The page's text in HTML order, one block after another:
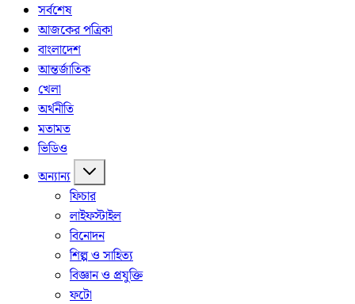
সর্বশেষ
আজকের পত্রিকা
বাংলাদেশ
আন্তর্জাতিক
খেলা
অর্থনীতি
মতামত
ভিডিও
অন্যান্য
ফিচার
লাইফস্টাইল
বিনোদন
শিল্প ও সাহিত্য
বিজ্ঞান ও প্রযুক্তি
ফটো